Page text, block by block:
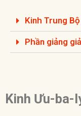
Kinh Trung
Phần giảng
Kinh Ưu-ba-